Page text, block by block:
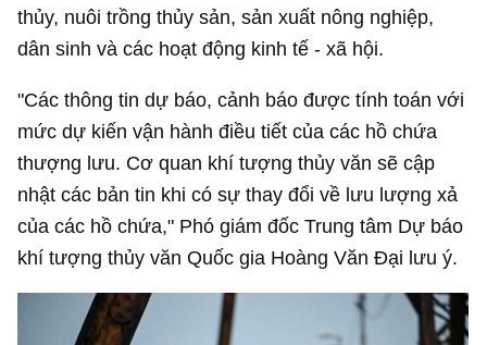
thủy, nuôi trồng thủy sản, sản xuất nông nghiệp,
dân sinh và các hoạt động kinh tế - xã hội.
"Các thông tin dự báo, cảnh báo được tính toán với
mức dự kiến vận hành điều tiết của các hồ chứa
thượng lưu. Cơ quan khí tượng thủy văn sẽ cập
nhật các bản tin khi có sự thay đổi về lưu lượng xả
của các hồ chứa," Phó giám đốc Trung tâm Dự báo
khí tượng thủy văn Quốc gia Hoàng Văn Đại lưu ý.